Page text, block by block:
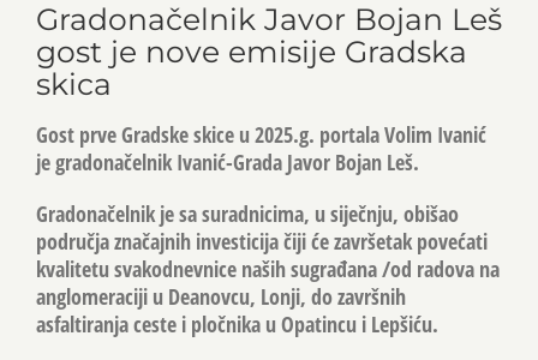
Gradonačelnik Javor Bojan Leš
gost je nove emisije Gradska
skica
Gost prve Gradske skice u 2025.g. portala Volim Ivanić
je gradonačelnik Ivanić-Grada Javor Bojan Leš.
Gradonačelnik je sa suradnicima, u siječnju, obišao
područja značajnih investicija čiji će završetak povećati
kvalitetu svakodnevnice naših sugrađana /od radova na
anglomeraciji u Deanovcu, Lonji, do završnih
asfaltiranja ceste i pločnika u Opatincu i Lepšiću.